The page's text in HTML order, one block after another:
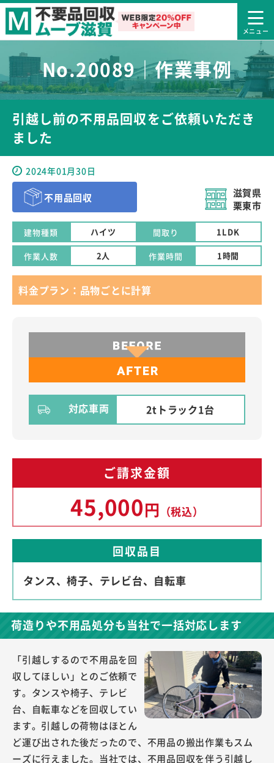
No.20089｜作業事例
引越し前の不用品回収をご依頼いただき
ました
2024年01月30日
不用品回収
滋賀県
栗東市
建物種類 ハイツ 間取り 1LDK
作業人数 2人 作業時間 1時間
料金プラン：品物ごとに計算
対応車両 2tトラック1台
ご請求金額
45,000円 （税込）
回収品目
タンス、椅子、テレビ台、自転車
荷造りや不用品処分も当社で一括対応します
「引越しするので不用品を回
収してほしい」とのご依頼で
す。タンスや椅子、テレビ
台、自転車などを回収してい
ます。引越しの荷物はほとん
ど運び出された後だったので、不用品の搬出作業もスム
ーズに行えました。当社では、不用品回収を伴う引越し